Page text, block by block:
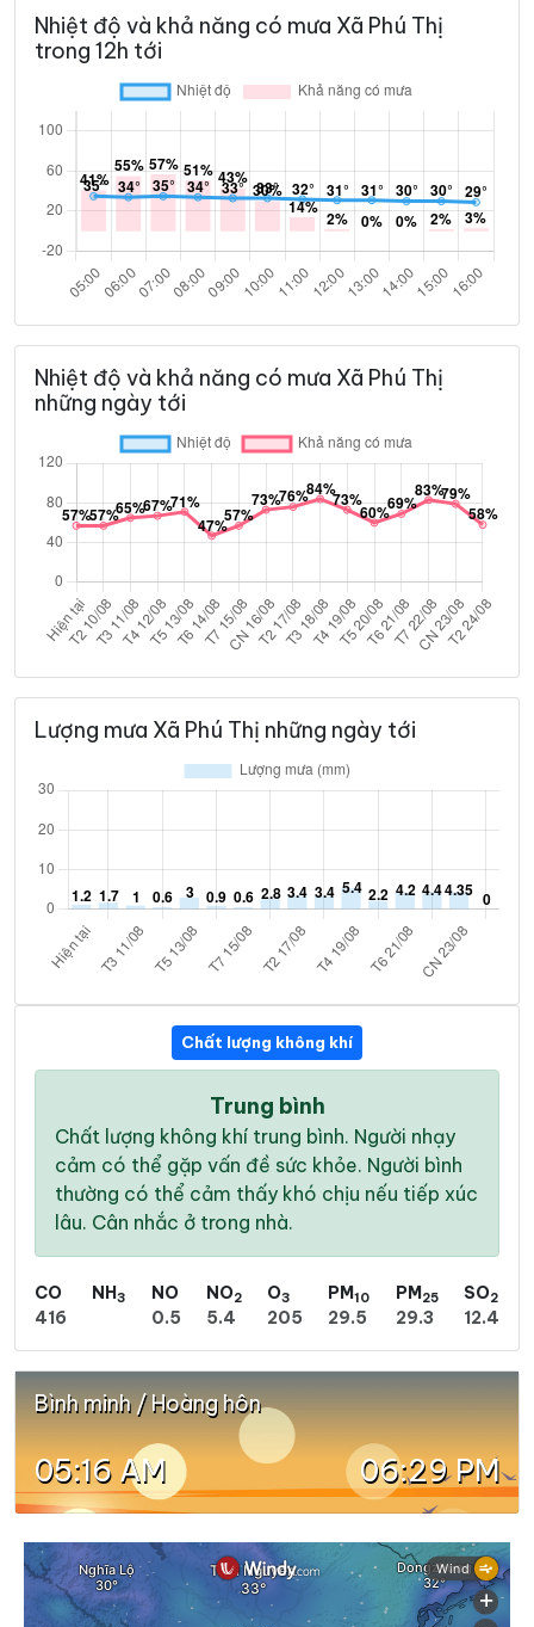
Nhiệt độ và khả năng có mưa Xã Phú Thị
trong 12h tới
Nhiệt độ và khả năng có mưa Xã Phú Thị
những ngày tới
Lượng mưa Xã Phú Thị những ngày tới
Chất lượng không khí
Trung bình
Chất lượng không khí trung bình. Người nhạy
cảm có thể gặp vấn đề sức khỏe. Người bình
thường có thể cảm thấy khó chịu nếu tiếp xúc
lâu. Cân nhắc ở trong nhà.
CO
416
NH3
NO
0.5
NO2
5.4
O3
205
PM10
29.5
PM25
29.3
SO2
12.4
Bình minh / Hoàng hôn
05:16 AM 06:29 PM